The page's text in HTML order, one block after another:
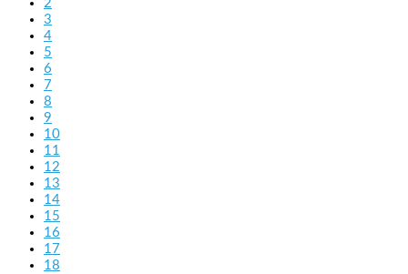
2
3
4
5
6
7
8
9
10
11
12
13
14
15
16
17
18